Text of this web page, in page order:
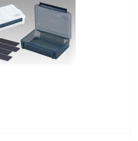
VOIR LE PRODUIT